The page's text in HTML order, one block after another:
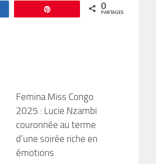
0
PARTAGES
Femina Miss Congo
2025 : Lucie Nzambi
couronnée au terme
d’une soirée riche en
émotions